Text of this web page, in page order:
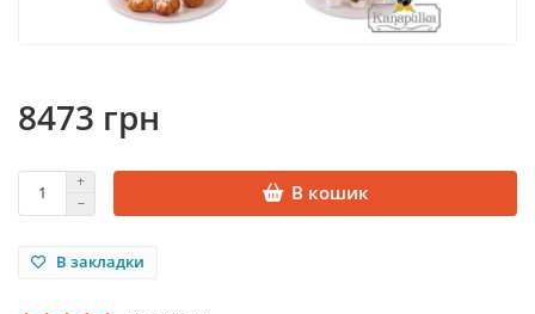
8473 грн
В кошик
В закладки